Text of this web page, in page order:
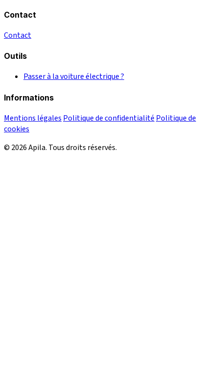
Contact
Contact
Outils
Passer à la voiture électrique ?
Informations
Mentions légales Politique de confidentialité Politique de
cookies
© 2026 Apila. Tous droits réservés.